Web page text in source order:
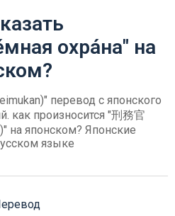
охра́на" на
перевод с японского
как произносится "刑務官
на японском? Японские
языке